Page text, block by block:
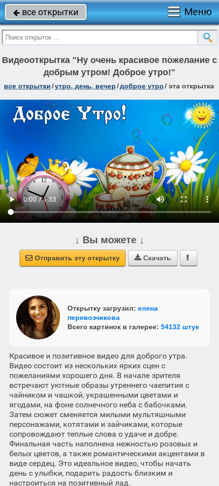
 все открытки Меню
Видеооткрытка "Ну очень красивое пожелание с
добрым утром! Доброе утро!"
все открытки/утро, день, вечер/доброе утро/ эта открытка
↓ Вы можете ↓
 Отправить эту открытку  Скачать 
Открытку загрузил: елена
перевозчикова
Всего картинок в галерее: 54132 штук
Красивое и позитивное видео для доброго утра.
Видео состоит из нескольких ярких сцен с
пожеланиями хорошего дня. В начале зрителя
встречают уютные образы утреннего чаепития с
чайником и чашкой, украшенными цветами и
ягодами, на фоне солнечного неба с бабочками.
Затем сюжет сменяется милыми мультяшными
персонажами, котятами и зайчиками, которые
сопровождают теплые слова о удаче и добре.
Финальная часть наполнена нежностью розовых и
белых цветов, а также романтическими акцентами в
виде сердец. Это идеальное видео, чтобы начать
день с улыбки, подарить радость близким и
настроиться на позитивный лад.